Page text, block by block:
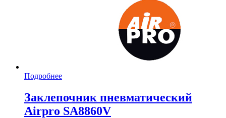
Подробнее
Заклепочник пневматический
Airpro SA8860V